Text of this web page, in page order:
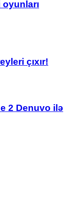
çıxır!
2 Denuvo ilə